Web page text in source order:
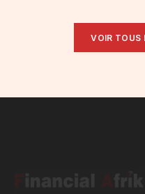
VOIR TOUS